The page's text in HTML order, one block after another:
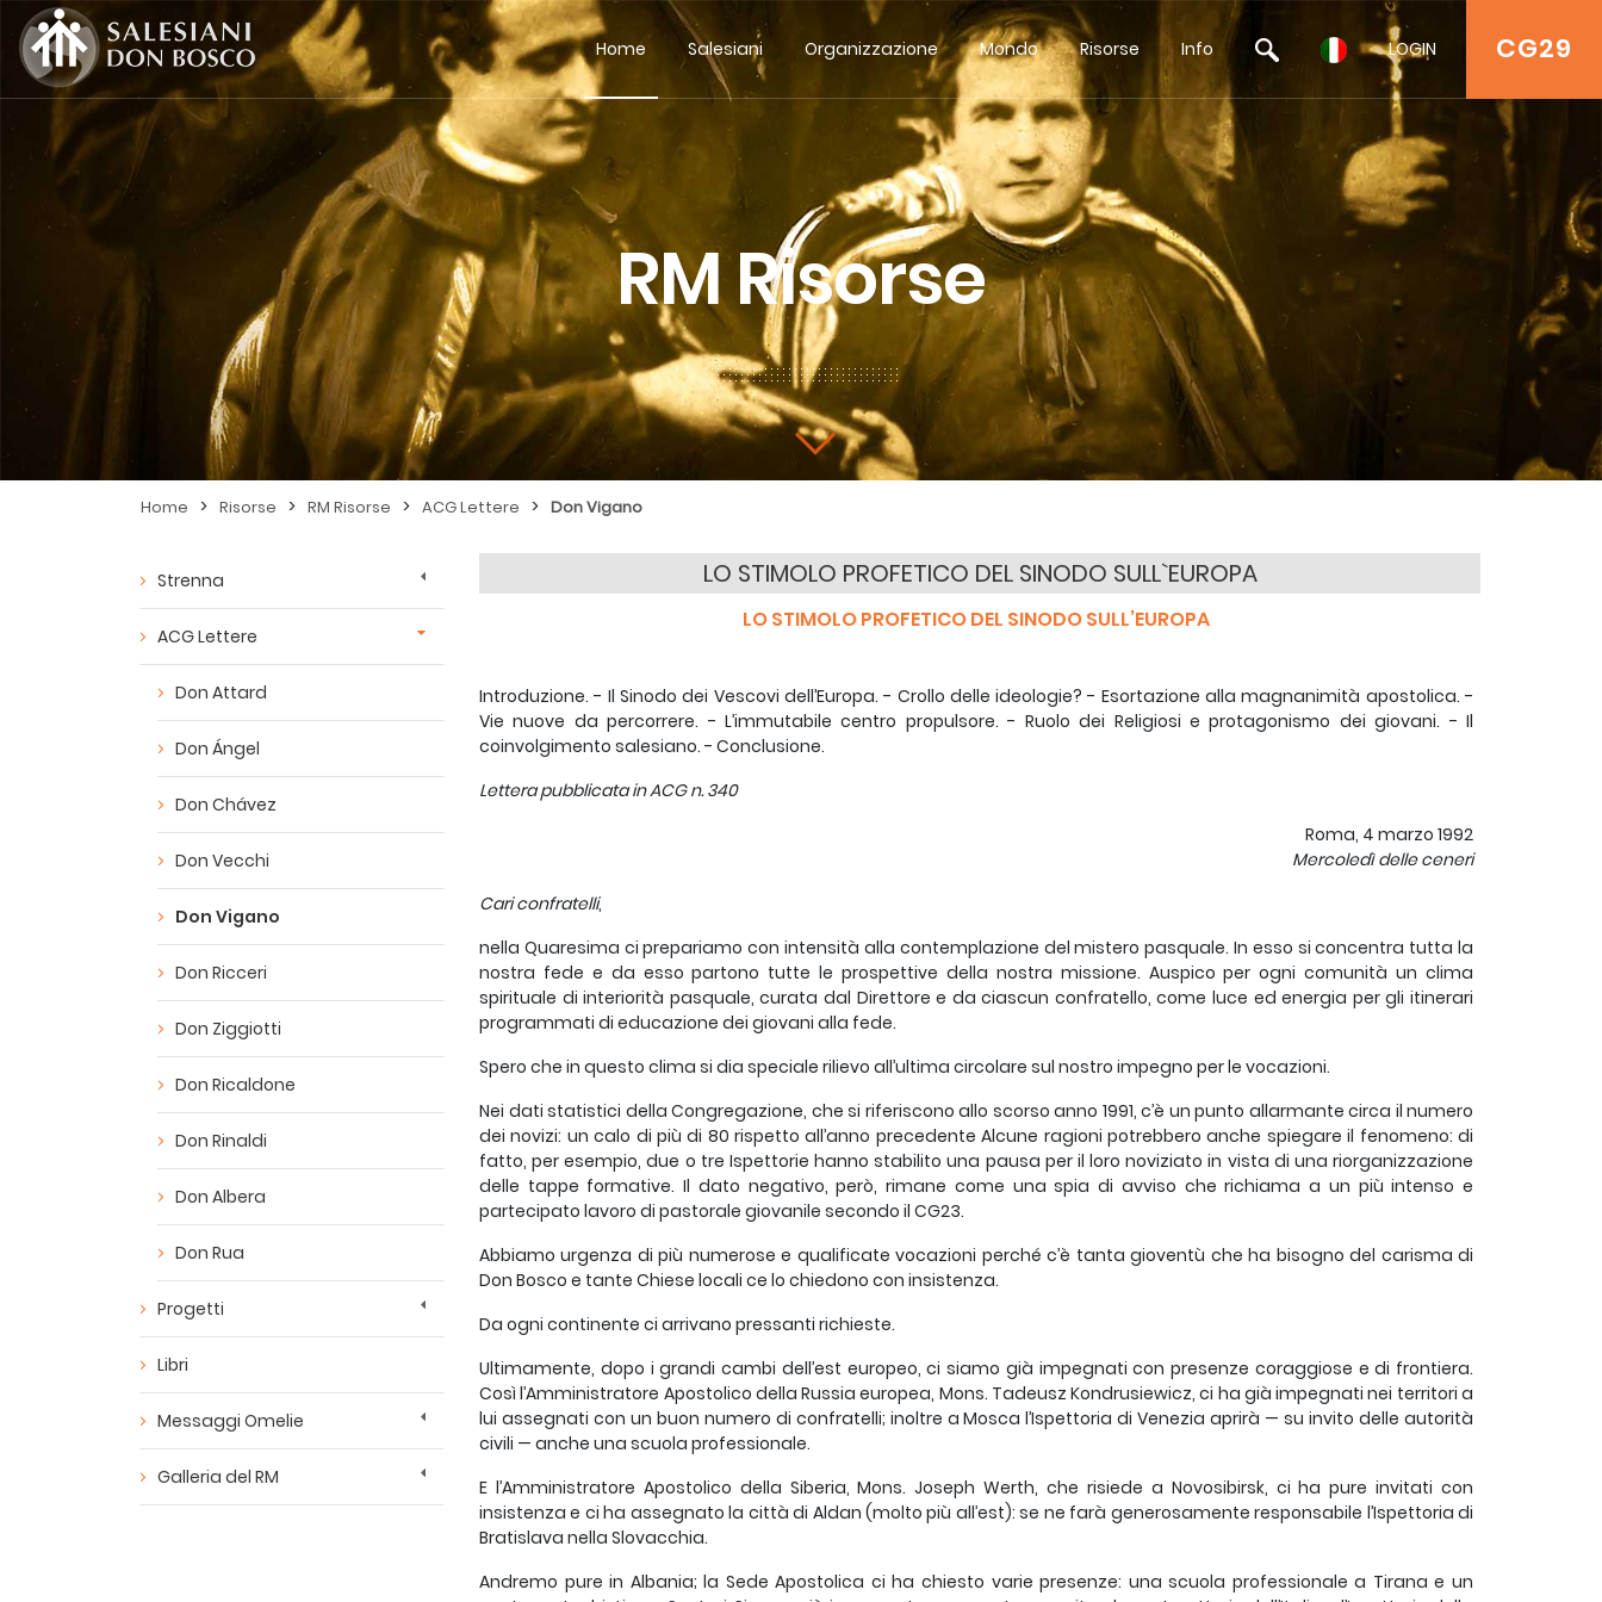
CG29
Home Salesiani Organizzazione Mondo Risorse Info LOGIN
RM Risorse
Home > Risorse > RM Risorse > ACG Lettere > Don Vigano
Strenna
ACG Lettere
Don Attard
Don Ángel
Don Chávez
Don Vecchi
Don Vigano
Don Ricceri
Don Ziggiotti
Don Ricaldone
Don Rinaldi
Don Albera
Don Rua
Progetti
Libri
Messaggi Omelie
Galleria del RM
LO STIMOLO PROFETICO DEL SINODO SULL`EUROPA
LO STIMOLO PROFETICO DEL SINODO SULL’EUROPA
Introduzione. - Il Sinodo dei Vescovi dell’Europa. - Crollo delle ideologie? - Esortazione alla magnanimità apostolica. -
Vie nuove da percorrere. - L’immutabile centro propulsore. - Ruolo dei Religiosi e protagonismo dei giovani. - Il
coinvolgimento salesiano. - Conclusione.
Lettera pubblicata in ACG n. 340
Roma, 4 marzo 1992
Mercoledì delle ceneri
Cari confratelli,
nella Quaresima ci prepariamo con intensità alla contemplazione del mistero pasquale. In esso si concentra tutta la
nostra fede e da esso partono tutte le prospettive della nostra missione. Auspico per ogni comunità un clima
spirituale di interiorità pasquale, curata dal Direttore e da ciascun confratello, come luce ed energia per gli itinerari
programmati di educazione dei giovani alla fede.
Spero che in questo clima si dia speciale rilievo all’ultima circolare sul nostro impegno per le vocazioni.
Nei dati statistici della Congregazione, che si riferiscono allo scorso anno 1991, c’è un punto allarmante circa il numero
dei novizi: un calo di più di 80 rispetto all’anno precedente Alcune ragioni potrebbero anche spiegare il fenomeno: di
fatto, per esempio, due o tre Ispettorie hanno stabilito una pausa per il loro noviziato in vista di una riorganizzazione
delle tappe formative. Il dato negativo, però, rimane come una spia di avviso che richiama a un più intenso e
partecipato lavoro di pastorale giovanile secondo il CG23.
Abbiamo urgenza di più numerose e qualificate vocazioni perché c’è tanta gioventù che ha bisogno del carisma di
Don Bosco e tante Chiese locali ce lo chiedono con insistenza.
Da ogni continente ci arrivano pressanti richieste.
Ultimamente, dopo i grandi cambi dell’est europeo, ci siamo già impegnati con presenze coraggiose e di frontiera.
Così l’Amministratore Apostolico della Russia europea, Mons. Tadeusz Kondrusiewicz, ci ha già impegnati nei territori a
lui assegnati con un buon numero di confratelli; inoltre a Mosca l’Ispettoria di Venezia aprirà — su invito delle autorità
civili — anche una scuola professionale.
E l’Amministratore Apostolico della Siberia, Mons. Joseph Werth, che risiede a Novosibirsk, ci ha pure invitati con
insistenza e ci ha assegnato la città di Aldan (molto più all’est): se ne farà generosamente responsabile l’Ispettoria di
Bratislava nella Slovacchia.
Andremo pure in Albania; la Sede Apostolica ci ha chiesto varie presenze: una scuola professionale a Tirana e un